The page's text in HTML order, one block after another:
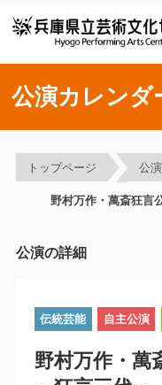
公演カレンダ
トップページ 公
野村万作・萬斎狂言
公演の詳細
伝統芸能 自主公演
野村万作・萬